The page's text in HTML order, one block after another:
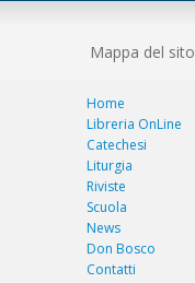
Mappa del sito
Home
Libreria OnLine
Catechesi
Liturgia
Riviste
Scuola
News
Don Bosco
Contatti